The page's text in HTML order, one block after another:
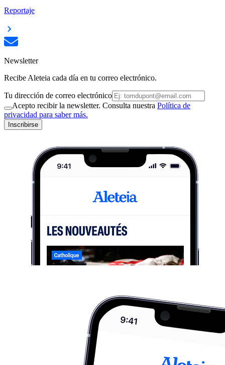
Reportaje
Newsletter
Recibe Aleteia cada día en tu correo electrónico.
Tu dirección de correo electrónico
Acepto recibir la newsletter. Consulta nuestra Política de
privacidad para saber más.
Inscribirse